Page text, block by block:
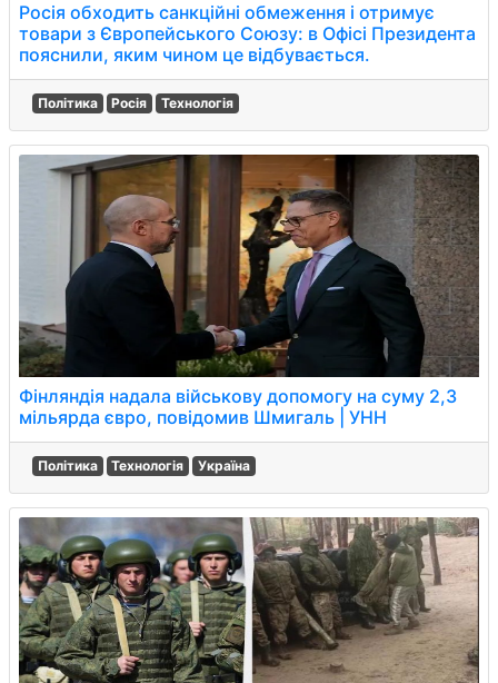
Росія обходить санкційні обмеження і отримує
товари з Європейського Союзу: в Офісі Президента
пояснили, яким чином це відбувається.
Політика Росія Технологія
Фінляндія надала військову допомогу на суму 2,3
мільярда євро, повідомив Шмигаль | УНН
Політика Технологія Україна